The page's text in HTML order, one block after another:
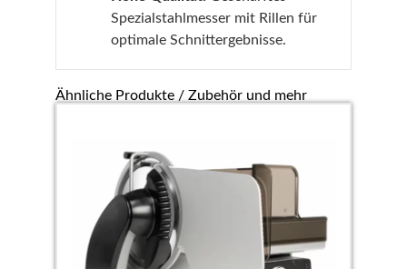
Spezialstahlmesser mit Rillen für
optimale Schnittergebnisse.
Ähnliche Produkte / Zubehör und mehr